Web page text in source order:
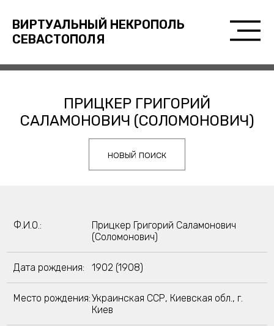
ВИРТУАЛЬНЫЙ НЕКРОПОЛЬ
СЕВАСТОПОЛЯ
ПРИЦКЕР ГРИГОРИЙ
САЛАМОНОВИЧ (СОЛОМОНОВИЧ)
новый поиск
Ф.И.О.:
Прицкер Григорий Саламонович
(Соломонович)
Дата рождения: 1902 (1908)
Место рождения:Украинская ССР, Киевская обл., г.
Киев